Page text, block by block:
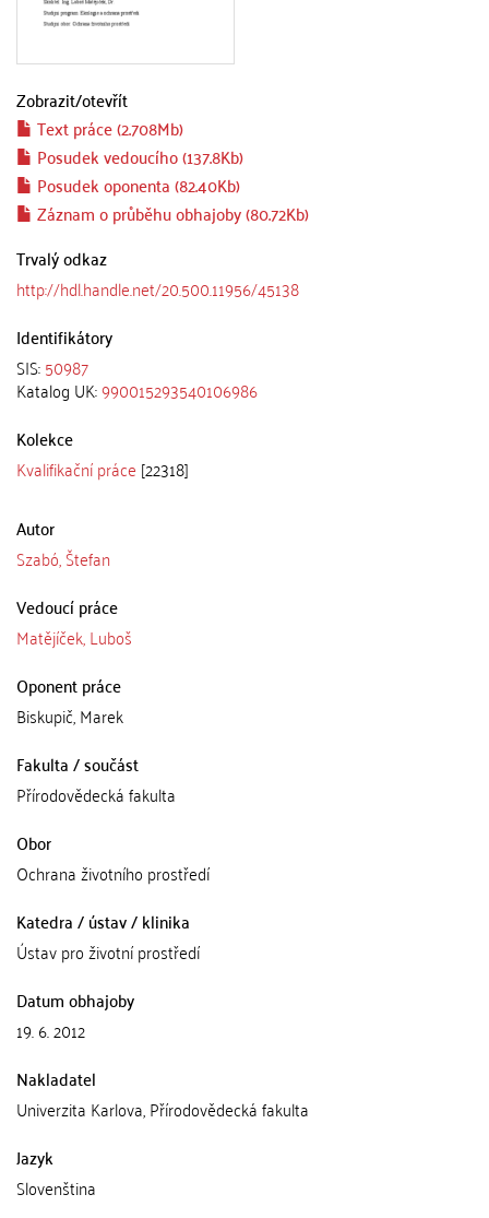
Zobrazit/otevřít
Text práce (2.708Mb)
Posudek vedoucího (137.8Kb)
Posudek oponenta (82.40Kb)
Záznam o průběhu obhajoby (80.72Kb)
Trvalý odkaz
http://hdl.handle.net/20.500.11956/45138
Identifikátory
SIS:50987
Katalog UK:990015293540106986
Kolekce
Kvalifikační práce [22318]
Autor
Szabó, Štefan
Vedoucí práce
Matějíček, Luboš
Oponent práce
Biskupič, Marek
Fakulta / součást
Přírodovědecká fakulta
Obor
Ochrana životního prostředí
Katedra / ústav / klinika
Ústav pro životní prostředí
Datum obhajoby
19. 6. 2012
Nakladatel
Univerzita Karlova, Přírodovědecká fakulta
Jazyk
Slovenština